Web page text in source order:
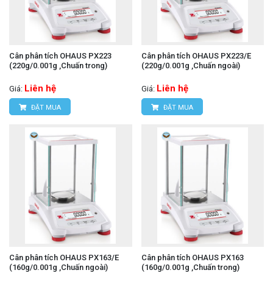
Cân phân tích OHAUS PX223
(220g/0.001g ,Chuấn trong)
Giá: Liên hệ
ĐẶT MUA
Cân phân tích OHAUS PX223/E
(220g/0.001g ,Chuấn ngoài)
Giá: Liên hệ
ĐẶT MUA
Cân phân tích OHAUS PX163/E
(160g/0.001g ,Chuấn ngoài)
Cân phân tích OHAUS PX163
(160g/0.001g ,Chuấn trong)